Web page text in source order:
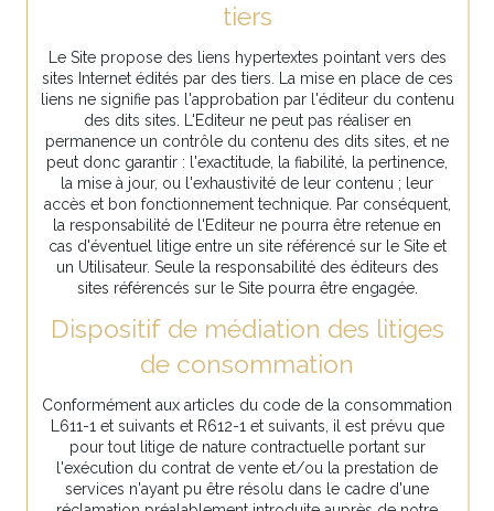
tiers
Le Site propose des liens hypertextes pointant vers des
sites Internet édités par des tiers. La mise en place de ces
liens ne signifie pas l'approbation par l'éditeur du contenu
des dits sites. L'Editeur ne peut pas réaliser en
permanence un contrôle du contenu des dits sites, et ne
peut donc garantir : l'exactitude, la fiabilité, la pertinence,
la mise à jour, ou l'exhaustivité de leur contenu ; leur
accès et bon fonctionnement technique. Par conséquent,
la responsabilité de l'Editeur ne pourra être retenue en
cas d'éventuel litige entre un site référencé sur le Site et
un Utilisateur. Seule la responsabilité des éditeurs des
sites référencés sur le Site pourra être engagée.
Dispositif de médiation des litiges
de consommation
Conformément aux articles du code de la consommation
L611-1 et suivants et R612-1 et suivants, il est prévu que
pour tout litige de nature contractuelle portant sur
l'exécution du contrat de vente et/ou la prestation de
services n'ayant pu être résolu dans le cadre d'une